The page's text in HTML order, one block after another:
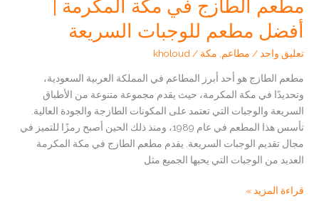
مطعم الطازج في مكة المكرمة |
أفضل مطعم للوجبات السريعة
تعليق واحد / مطاعم مكة /
kholoud
مطعم الطازج هو أحد أبرز المطاعم في المملكة العربية السعودية،
وتحديدًا في مكة المكرمة، حيث يقدم مجموعة متنوعة من الأطباق
السريعة والوجبات التي تعتمد على المكونات الطازجة والجودة العالية.
تأسس هذا المطعم في عام 1989، ومنذ ذلك الحين أصبح رمزًا للتميز في
مجال تقديم الوجبات السريعة. يقدم مطعم الطازج في مكة المكرمة
العديد من الوجبات التي يحبها الجميع مثل
مطعم
قراءة المزيد »